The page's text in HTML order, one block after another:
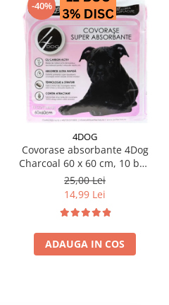
-40%
4DOG
Covorase absorbante 4Dog
Charcoal 60 x 60 cm, 10 buc
/ pachet
25,00 Lei
14,99 Lei
ADAUGA IN COS